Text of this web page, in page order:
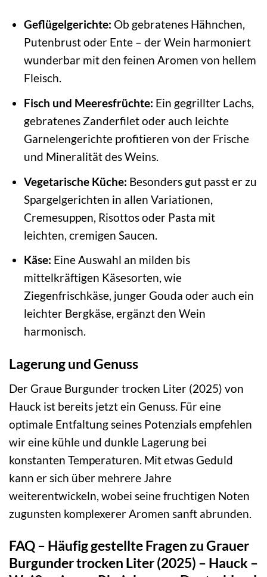
Geflügelgerichte: Ob gebratenes Hähnchen,
Putenbrust oder Ente – der Wein harmoniert
wunderbar mit den feinen Aromen von hellem
Fleisch.
Fisch und Meeresfrüchte: Ein gegrillter Lachs,
gebratenes Zanderfilet oder auch leichte
Garnelengerichte profitieren von der Frische
und Mineralität des Weins.
Vegetarische Küche: Besonders gut passt er zu
Spargelgerichten in allen Variationen,
Cremesuppen, Risottos oder Pasta mit
leichten, cremigen Saucen.
Käse: Eine Auswahl an milden bis
mittelkräftigen Käsesorten, wie
Ziegenfrischkäse, junger Gouda oder auch ein
leichter Bergkäse, ergänzt den Wein
harmonisch.
Lagerung und Genuss
Der Graue Burgunder trocken Liter (2025) von
Hauck ist bereits jetzt ein Genuss. Für eine
optimale Entfaltung seines Potenzials empfehlen
wir eine kühle und dunkle Lagerung bei
konstanten Temperaturen. Mit etwas Geduld
kann er sich über mehrere Jahre
weiterentwickeln, wobei seine fruchtigen Noten
zugunsten komplexerer Aromen sanft abrunden.
FAQ – Häufig gestellte Fragen zu Grauer
Burgunder trocken Liter (2025) – Hauck –